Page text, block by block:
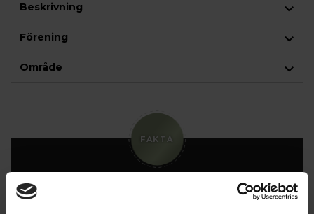
Beskrivning
Förening
Område
FAKTA
Antal rum:
Boarea:36 kvm